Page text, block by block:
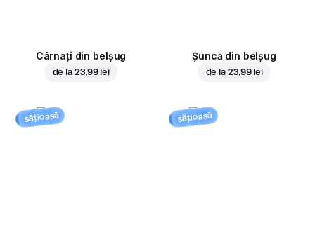
Cârnați din belșug
de la 23,99 lei
Șuncă din belșug
de la 23,99 lei
sățioasă sățioasă